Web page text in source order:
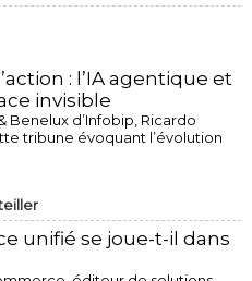
: l’IA agentique et
invisible
Benelux d’Infobip, Ricardo
tribune évoquant l’évolution
unifié se joue-t-il dans